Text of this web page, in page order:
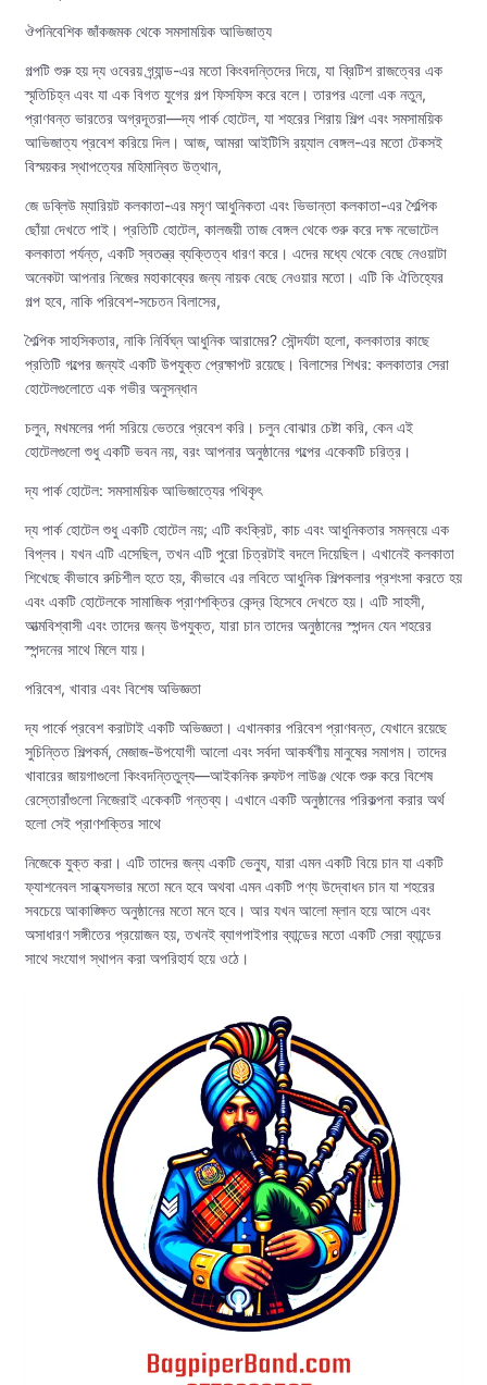
ঔপনিবেশিক জাঁকজমক থেকে সমসাময়িক আভিজাত্য
গল্পটি শুরু হয় দ্য ওবেরয় গ্র্যান্ড-এর মতো কিংবদন্তিদের দিয়ে, যা ব্রিটিশ রাজত্বের এক
স্মৃতিচিহ্ন এবং যা এক বিগত যুগের গল্প ফিসফিস করে বলে। তারপর এলো এক নতুন,
প্রাণবন্ত ভারতের অগ্রদূতরা—দ্য পার্ক হোটেল, যা শহরের শিরায় শিল্প এবং সমসাময়িক
আভিজাত্য প্রবেশ করিয়ে দিল। আজ, আমরা আইটিসি রয়্যাল বেঙ্গল-এর মতো টেকসই
বিস্ময়কর স্থাপত্যের মহিমান্বিত উত্থান,
জে ডব্লিউ ম্যারিয়ট কলকাতা-এর মসৃণ আধুনিকতা এবং ভিভান্তা কলকাতা-এর শৈল্পিক
ছোঁয়া দেখতে পাই। প্রতিটি হোটেল, কালজয়ী তাজ বেঙ্গল থেকে শুরু করে দক্ষ নভোটেল
কলকাতা পর্যন্ত, একটি স্বতন্ত্র ব্যক্তিত্ব ধারণ করে। এদের মধ্যে থেকে বেছে নেওয়াটা
অনেকটা আপনার নিজের মহাকাব্যের জন্য নায়ক বেছে নেওয়ার মতো। এটি কি ঐতিহ্যের
গল্প হবে, নাকি পরিবেশ-সচেতন বিলাসের,
শৈল্পিক সাহসিকতার, নাকি নির্বিঘ্ন আধুনিক আরামের? সৌন্দর্যটা হলো, কলকাতার কাছে
প্রতিটি গল্পের জন্যই একটি উপযুক্ত প্রেক্ষাপট রয়েছে। বিলাসের শিখর: কলকাতার সেরা
হোটেলগুলোতে এক গভীর অনুসন্ধান
চলুন, মখমলের পর্দা সরিয়ে ভেতরে প্রবেশ করি। চলুন বোঝার চেষ্টা করি, কেন এই
হোটেলগুলো শুধু একটি ভবন নয়, বরং আপনার অনুষ্ঠানের গল্পের একেকটি চরিত্র।
দ্য পার্ক হোটেল: সমসাময়িক আভিজাত্যের পথিকৃৎ
দ্য পার্ক হোটেল শুধু একটি হোটেল নয়; এটি কংক্রিট, কাচ এবং আধুনিকতার সমন্বয়ে এক
বিপ্লব। যখন এটি এসেছিল, তখন এটি পুরো চিত্রটাই বদলে দিয়েছিল। এখানেই কলকাতা
শিখেছে কীভাবে রুচিশীল হতে হয়, কীভাবে এর লবিতে আধুনিক শিল্পকলার প্রশংসা করতে হয়
এবং একটি হোটেলকে সামাজিক প্রাণশক্তির কেন্দ্র হিসেবে দেখতে হয়। এটি সাহসী,
আত্মবিশ্বাসী এবং তাদের জন্য উপযুক্ত, যারা চান তাদের অনুষ্ঠানের স্পন্দন যেন শহরের
স্পন্দনের সাথে মিলে যায়।
পরিবেশ, খাবার এবং বিশেষ অভিজ্ঞতা
দ্য পার্কে প্রবেশ করাটাই একটি অভিজ্ঞতা। এখানকার পরিবেশ প্রাণবন্ত, যেখানে রয়েছে
সুচিন্তিত শিল্পকর্ম, মেজাজ-উপযোগী আলো এবং সর্বদা আকর্ষণীয় মানুষের সমাগম। তাদের
খাবারের জায়গাগুলো কিংবদন্তিতুল্য—আইকনিক রুফটপ লাউঞ্জ থেকে শুরু করে বিশেষ
রেস্তোরাঁগুলো নিজেরাই একেকটি গন্তব্য। এখানে একটি অনুষ্ঠানের পরিকল্পনা করার অর্থ
হলো সেই প্রাণশক্তির সাথে
নিজেকে যুক্ত করা। এটি তাদের জন্য একটি ভেন্যু, যারা এমন একটি বিয়ে চান যা একটি
ফ্যাশনেবল সান্ধ্যসভার মতো মনে হবে অথবা এমন একটি পণ্য উদ্বোধন চান যা শহরের
সবচেয়ে আকাঙ্ক্ষিত অনুষ্ঠানের মতো মনে হবে। আর যখন আলো ম্লান হয়ে আসে এবং
অসাধারণ সঙ্গীতের প্রয়োজন হয়, তখনই ব্যাগপাইপার ব্যান্ডের মতো একটি সেরা ব্যান্ডের
সাথে সংযোগ স্থাপন করা অপরিহার্য হয়ে ওঠে।